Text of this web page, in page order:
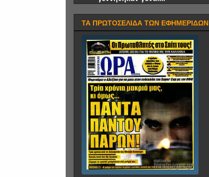
ΤΑ ΠΡΩΤΟΣΕΛΙΔΑ ΤΩΝ ΕΦΗΜΕΡΙΔΩΝ